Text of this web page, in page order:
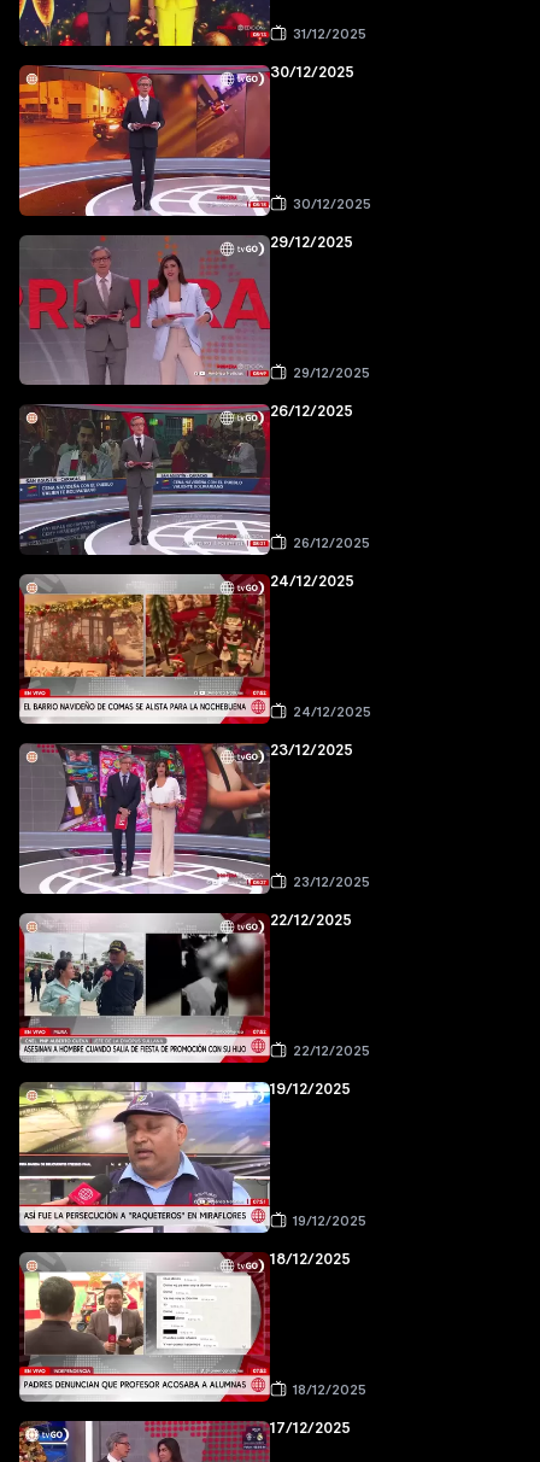
31/12/2025
30/12/2025
30/12/2025
29/12/2025
29/12/2025
26/12/2025
26/12/2025
24/12/2025
24/12/2025
23/12/2025
23/12/2025
22/12/2025
22/12/2025
19/12/2025
19/12/2025
18/12/2025
18/12/2025
17/12/2025